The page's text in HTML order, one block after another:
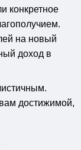
конкретное
на новый
доход в
достижимой,